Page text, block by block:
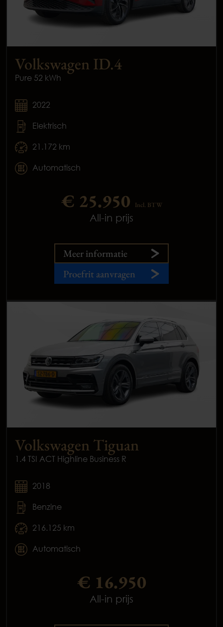
Volkswagen ID.4
Pure 52 kWh
2022
Elektrisch
21.172 km
Automatisch
€ 25.950 Incl. BTW
All-in prijs
Meer informatie
Proefrit aanvragen
Volkswagen Tiguan
1.4 TSI ACT Highline Business R
2018
Benzine
216.125 km
Automatisch
€ 16.950
All-in prijs